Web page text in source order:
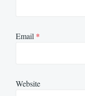
Email *
Website